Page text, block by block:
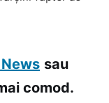
sau
comod.